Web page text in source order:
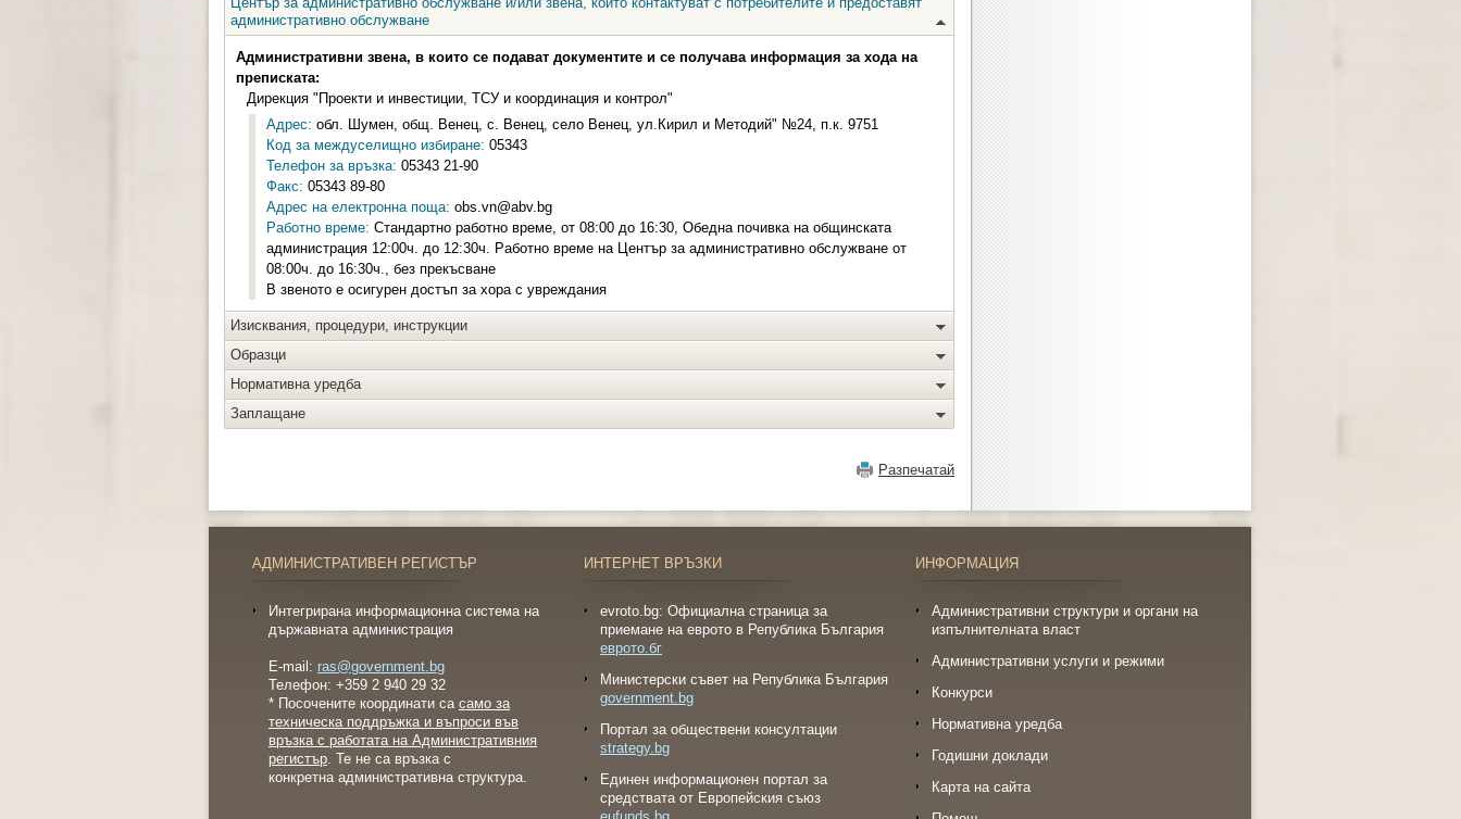
административно обслужване
Административни звена, в които се подават документите и се получава информация за хода на
преписката:
Дирекция "Проекти и инвестиции, ТСУ и координация и контрол"
Адрес: обл. Шумен, общ. Венец, с. Венец, село Венец, ул.Кирил и Методий" №24, п.к. 9751
Код за междуселищно избиране: 05343
Телефон за връзка: 05343 21-90
Факс: 05343 89-80
Адрес на електронна поща: obs.vn@abv.bg
Работно време: Стандартно работно време, от 08:00 до 16:30, Обедна почивка на общинската
администрация 12:00ч. до 12:30ч. Работно време на Център за административно обслужване от
08:00ч. до 16:30ч., без прекъсване
В звеното е осигурен достъп за хора с увреждания
Изисквания, процедури, инструкции
Образци
Нормативна уредба
Заплащане
Разпечатай
АДМИНИСТРАТИВЕН РЕГИСТЪР
Интегрирана информационна система на
държавната администрация
E-mail: ras@government.bg
Телефон: +359 2 940 29 32
* Посочените координати са само за
техническа поддръжка и въпроси във
връзка с работата на Административния
регистър. Те не са връзка с
конкретна административна структура.
ИНТЕРНЕТ ВРЪЗКИ
evroto.bg: Официална страница за
приемане на еврото в Република България
еврото.бг
Министерски съвет на Република България
government.bg
Портал за обществени консултации
strategy.bg
Eдинен информационен портал за
средствата от Европейския съюз
ИНФОРМАЦИЯ
Административни структури и органи на
изпълнителната власт
Административни услуги и режими
Конкурси
Нормативна уредба
Годишни доклади
Карта на сайта